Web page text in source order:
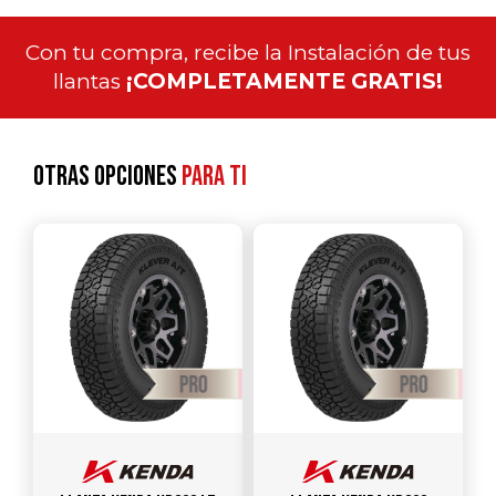
Con tu compra, recibe la Instalación de tus
llantas ¡COMPLETAMENTE GRATIS!
Otras opcionespara ti